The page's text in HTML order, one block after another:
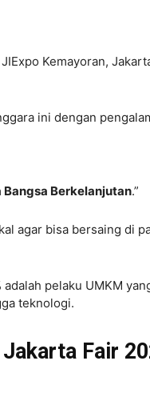
Kemayoran,
ini dengan
Berkelanjutan.”
agar bisa bersaing di
pelaku UMKM
teknologi.
Fair